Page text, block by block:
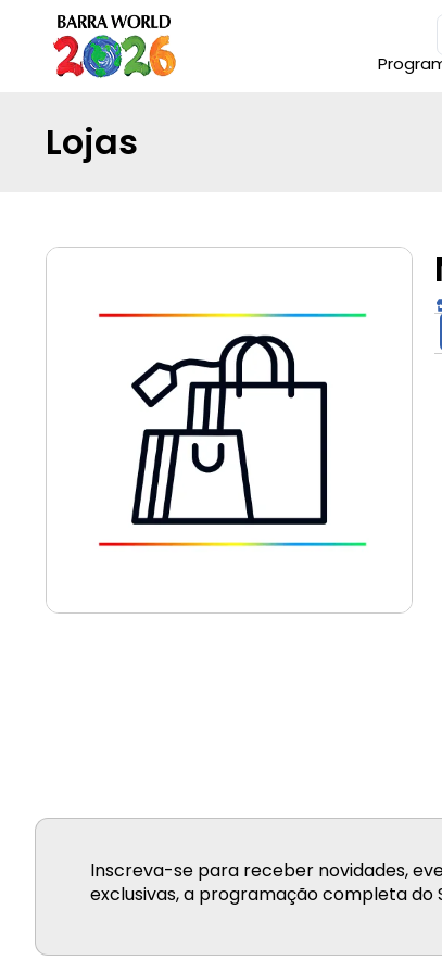
Lojas
Inscreva-se para receber novidades,
exclusivas, a programação completa do